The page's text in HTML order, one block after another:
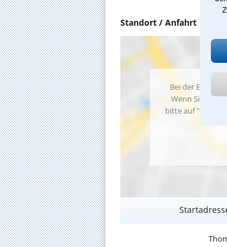
Standort / Anfahrt
Bei der
Wenn Sie in
bitte auf "OK".